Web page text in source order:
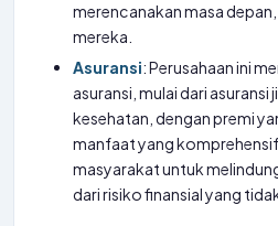
merencanakan masa
mereka.
Asuransi: Perusahaan ini
asuransi, mulai dari asuransi
kesehatan, dengan premi
manfaat yang
masyarakat untuk
dari risiko finansial yang